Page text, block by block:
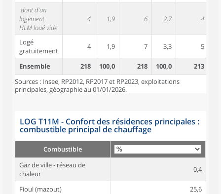
dont d'un
logement
HLM loué vide
4 1,9 6 2,7 4
Logé
gratuitement
4 1,9 7 3,3 5
Ensemble 218 100,0 218 100,0 213
Sources : Insee, RP2012, RP2017 et RP2023, exploitations
principales, géographie au 01/01/2026.
LOG T11M - Confort des résidences principales :
combustible principal de chauffage
Combustible
Gaz de ville - réseau de
chaleur
0,4
Fioul (mazout)
25,6